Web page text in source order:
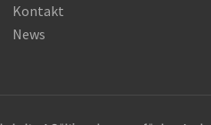
Kontakt
News